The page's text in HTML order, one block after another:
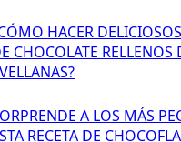
HACER
CHOCOLATE RELLENOS
A LOS MÁS
RECETA DE